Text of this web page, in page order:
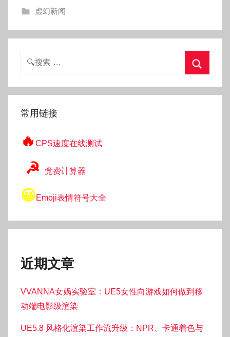
虚幻新闻
搜
索
常用链接
🔥 CPS速度在线测试
☭ 党费计算器
😀Emoji表情符号大全
近期文章
VVANNA女娲实验室：UE5女性向游戏如何做到移
动端电影级渲染
UE5.8 风格化渲染工作流升级：NPR、卡通着色与